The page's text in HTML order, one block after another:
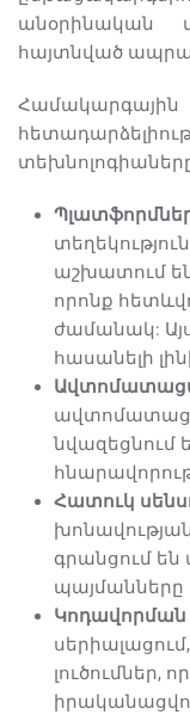
անօրինական
հայտնված
աշխատում
որոնք
ժամանակ:
հասանելի
նվազեցնում
Հատուկ
գրանցում
պայմանները
լուծումներ,